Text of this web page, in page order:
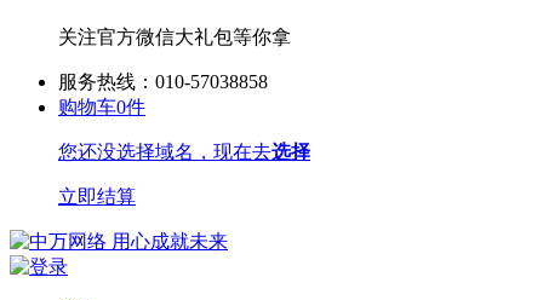
关注官方微信大礼包等你拿
服务热线：010-57038858
购物车0件
您还没选择域名，现在去选择
立即结算